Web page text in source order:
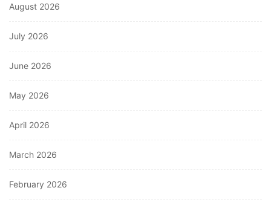
August 2026
July 2026
June 2026
May 2026
April 2026
March 2026
February 2026